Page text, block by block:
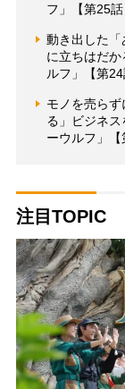
フ」【第25話
動き出した「
に立ちはだ
ルフ」【第24
モノを売ら
る」ビジネ
ーウルフ」【
注目TOPIC